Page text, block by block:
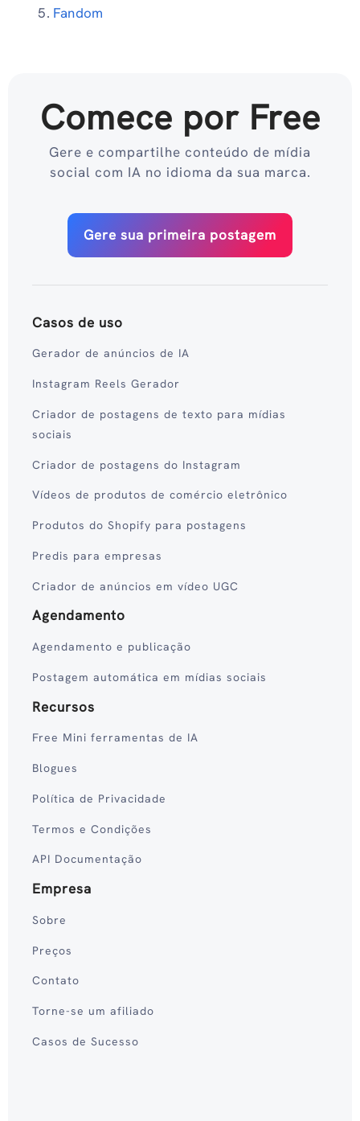
Fandom
Comece por Free
Gere e compartilhe conteúdo de mídia
social com IA no idioma da sua marca.
Gere sua primeira postagem
Casos de uso
Gerador de anúncios de IA
Instagram Reels Gerador
Criador de postagens de texto para mídias
sociais
Criador de postagens do Instagram
Vídeos de produtos de comércio eletrônico
Produtos do Shopify para postagens
Predis para empresas
Criador de anúncios em vídeo UGC
Agendamento
Agendamento e publicação
Postagem automática em mídias sociais
Recursos
Free Mini ferramentas de IA
Blogues
Política de Privacidade
Termos e Condições
API Documentação
Empresa
Sobre
Preços
Contato
Torne-se um afiliado
Casos de Sucesso